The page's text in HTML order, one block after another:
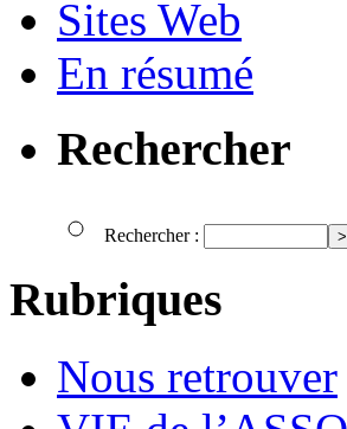
Sites Web
En résumé
Rechercher
Rechercher :
Rubriques
Nous retrouver